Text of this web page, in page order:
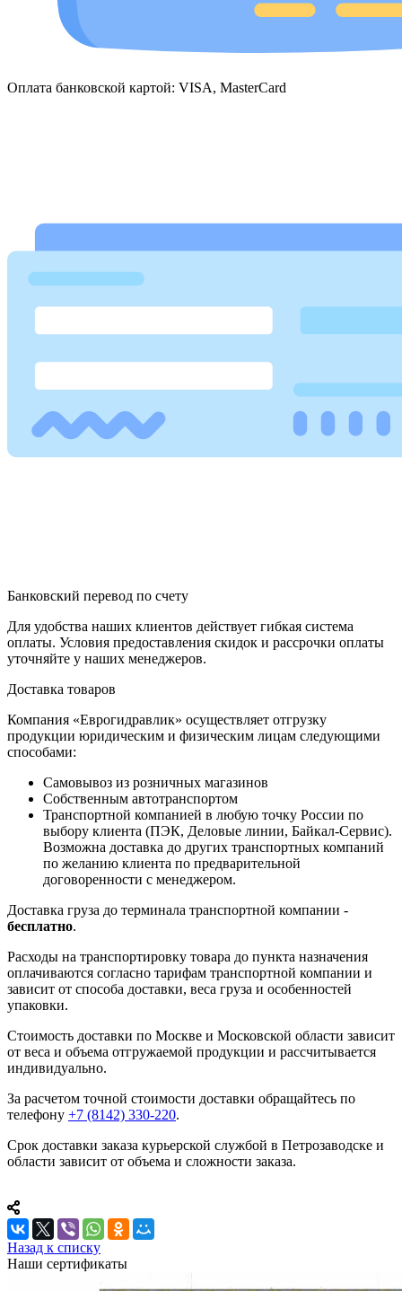
Оплата банковской картой: VISA, MasterCard
Банковский перевод по счету
Для удобства наших клиентов действует гибкая система
оплаты. Условия предоставления скидок и рассрочки оплаты
уточняйте у наших менеджеров.
Доставка товаров
Компания «Еврогидравлик» осуществляет отгрузку
продукции юридическим и физическим лицам следующими
способами:
Самовывоз из розничных магазинов
Собственным автотранспортом
Транспортной компанией в любую точку России по
выбору клиента (ПЭК, Деловые линии, Байкал-Сервис).
Возможна доставка до других транспортных компаний
по желанию клиента по предварительной
договоренности с менеджером.
Доставка груза до терминала транспортной компании -
бесплатно.
Расходы на транспортировку товара до пункта назначения
оплачиваются согласно тарифам транспортной компании и
зависит от способа доставки, веса груза и особенностей
упаковки.
Стоимость доставки по Москве и Московской области зависит
от веса и объема отгружаемой продукции и рассчитывается
индивидуально.
За расчетом точной стоимости доставки обращайтесь по
телефону +7 (8142) 330-220.
Срок доставки заказа курьерской службой в Петрозаводске и
области зависит от объема и сложности заказа.
Назад к списку
Наши сертификаты